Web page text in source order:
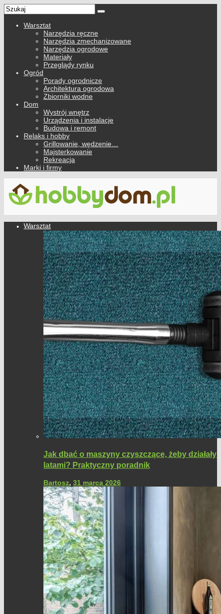
Warsztat
Narzędzia ręczne
Narzędzia zmechanizowane
Narzędzia ogrodowe
Materiały
Przeglądy rynku
Ogród
Porady ogrodnicze
Architektura ogrodowa
Zbiorniki wodne
Dom
Wystrój wnętrz
Urządzenia i instalacje
Budowa i remont
Relaks i hobby
Grillowanie, wędzenie…
Majsterkowanie
Rekreacja
Marki i firmy
Warsztat
Jak dbać o maszyny czyszczące, żeby działały
latami? Praktyczny poradnik
Bartosz, 31 marca 2026